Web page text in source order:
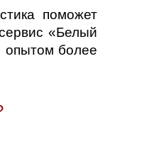
поможет
«Белый
опытом более